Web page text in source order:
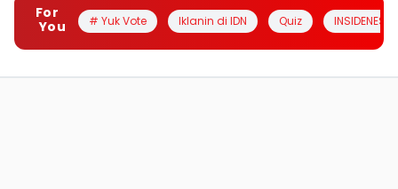
For
You
# Yuk Vote Iklanin di IDN Quiz INSIDENESIA